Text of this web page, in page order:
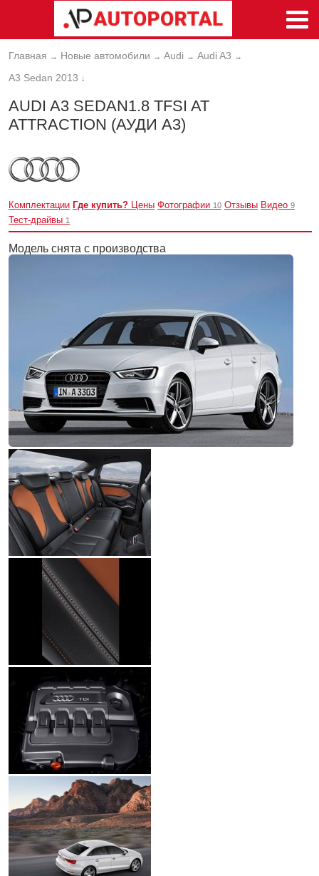
Главная → Новые автомобили → Audi → Audi A3 →
A3 Sedan 2013 ↓
AUDI A3 SEDAN1.8 TFSI AT
ATTRACTION (АУДИ А3)
Комплектации Где купить? Цены Фотографии 10 Отзывы Видео 9
Тест-драйвы 1
Модель снята с производства